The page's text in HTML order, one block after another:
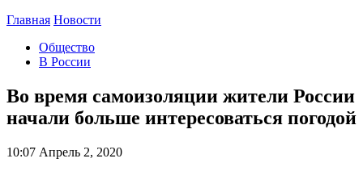
Главная Новости
Общество
В России
Во время самоизоляции жители России
начали больше интересоваться погодой
10:07 Апрель 2, 2020